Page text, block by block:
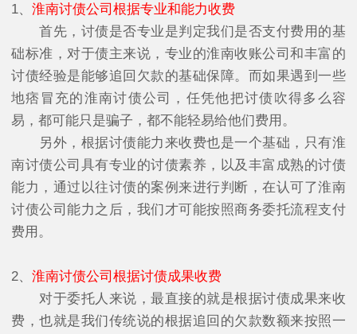
1、 淮南讨债公司根据专业和能力收费
首先，讨债是否专业是判定我们是否支付费用的基
础标准，对于债主来说，专业的淮南收账公司和丰富的
讨债经验是能够追回欠款的基础保障。而如果遇到一些
地痞冒充的淮南讨债公司，任凭他把讨债吹得多么容
易，都可能只是骗子，都不能轻易给他们费用。
另外，根据讨债能力来收费也是一个基础，只有淮
南讨债公司具有专业的讨债素养，以及丰富成熟的讨债
能力，通过以往讨债的案例来进行判断，在认可了淮南
讨债公司能力之后，我们才可能按照商务委托流程支付
费用。
2、 淮南讨债公司根据讨债成果收费
对于委托人来说，最直接的就是根据讨债成果来收
费，也就是我们传统说的根据追回的欠款数额来按照一